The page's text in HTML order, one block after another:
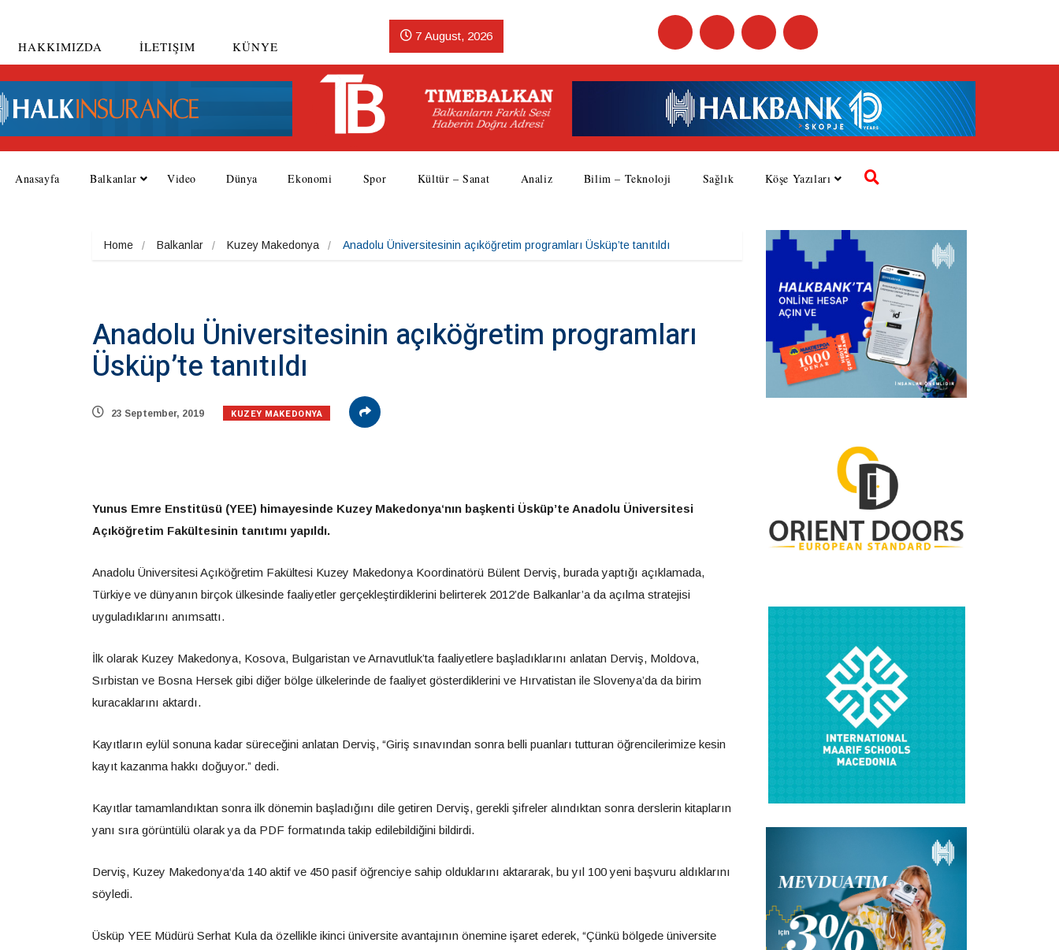
HAKKIMIZDA İLETIŞIM KÜNYE
7 August, 2026
Anasayfa Balkanlar Video Dünya Ekonomi Spor Kültür – Sanat Analiz Bilim – Teknoloji Sağlık Köşe Yazıları
Home Balkanlar Kuzey Makedonya Anadolu Üniversitesinin açıköğretim programları Üsküp’te tanıtıldı
Anadolu Üniversitesinin açıköğretim programları
Üsküp’te tanıtıldı
23 September, 2019 KUZEY MAKEDONYA
Yunus Emre Enstitüsü (YEE) himayesinde Kuzey Makedonya‘nın başkenti Üsküp’te Anadolu Üniversitesi
Açıköğretim Fakültesinin tanıtımı yapıldı.
Anadolu Üniversitesi Açıköğretim Fakültesi Kuzey Makedonya Koordinatörü Bülent Derviş, burada yaptığı açıklamada,
Türkiye ve dünyanın birçok ülkesinde faaliyetler gerçekleştirdiklerini belirterek 2012’de Balkanlar’a da açılma stratejisi
uyguladıklarını anımsattı.
İlk olarak Kuzey Makedonya, Kosova, Bulgaristan ve Arnavutluk’ta faaliyetlere başladıklarını anlatan Derviş, Moldova,
Sırbistan ve Bosna Hersek gibi diğer bölge ülkelerinde de faaliyet gösterdiklerini ve Hırvatistan ile Slovenya’da da birim
kuracaklarını aktardı.
Kayıtların eylül sonuna kadar süreceğini anlatan Derviş, “Giriş sınavından sonra belli puanları tutturan öğrencilerimize kesin
kayıt kazanma hakkı doğuyor.” dedi.
Kayıtlar tamamlandıktan sonra ilk dönemin başladığını dile getiren Derviş, gerekli şifreler alındıktan sonra derslerin kitapların
yanı sıra görüntülü olarak ya da PDF formatında takip edilebildiğini bildirdi.
Derviş, Kuzey Makedonya‘da 140 aktif ve 450 pasif öğrenciye sahip olduklarını aktararak, bu yıl 100 yeni başvuru aldıklarını
söyledi.
Üsküp YEE Müdürü Serhat Kula da özellikle ikinci üniversite avantajının önemine işaret ederek, “Çünkü bölgede üniversite